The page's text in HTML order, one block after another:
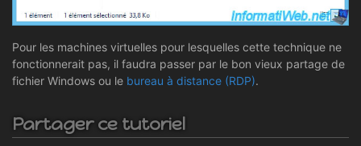
Pour les machines virtuelles pour lesquelles cette technique ne
fonctionnerait pas, il faudra passer par le bon vieux partage de
fichier Windows ou le bureau à distance (RDP).
Partager ce tutoriel